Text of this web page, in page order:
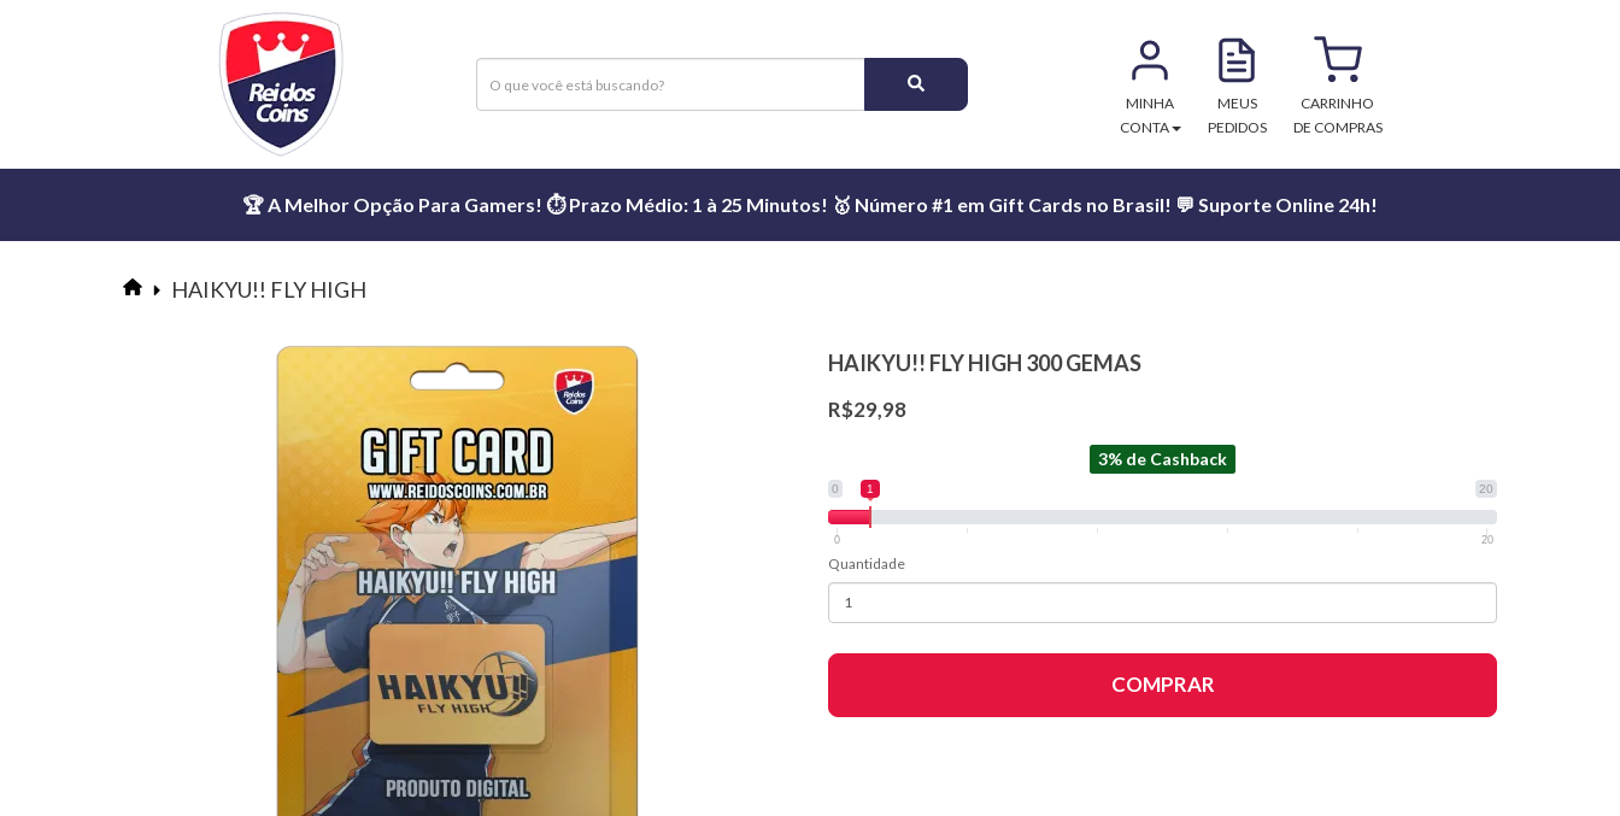
MINHA
CONTA
MEUS
PEDIDOS
CARRINHO
DE COMPRAS
🏆 A Melhor Opção Para Gamers! ⏱️ Prazo Médio: 1 à 25 Minutos! 🥇 Número #1 em Gift Cards no Brasil! 💬 Suporte Online 24h!
HAIKYU!! FLY HIGH
HAIKYU!! FLY HIGH 300 GEMAS
R$29,98
3% de Cashback
0 20
1
0 20
Quantidade
COMPRAR